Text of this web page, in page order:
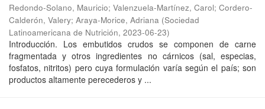
Redondo-Solano, Mauricio; Valenzuela-Martínez, Carol; Cordero-
Calderón, Valery; Araya-Morice, Adriana (Sociedad
Latinoamericana de Nutrición, 2023-06-23)
Introducción. Los embutidos crudos se componen de carne
fragmentada y otros ingredientes no cárnicos (sal, especias,
fosfatos, nitritos) pero cuya formulación varía según el país; son
productos altamente perecederos y ...